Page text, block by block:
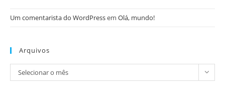
Um comentarista do WordPressem Olá, mundo!
Arquivos
Selecionar o mês